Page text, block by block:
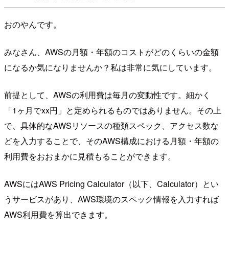
おのやんです。
みなさん、AWSの月額・年額のコストがどのくらいの金額
になるか気になりませんか？私は非常に気にしています。
前提として、AWSの利用費は毎月の変動性です。細かく
「1ヶ月でxx円」と定められるものではありません。その上
で、具体的なAWSリソースの種類スペック、アクセス数な
どを入力することで、そのAWS構成における月額・年額の
利用費をおおまかに見積もることができます。
AWSにはAWS Pricing Calculator（以下、Calculator）とい
うサービスがあり、AWS環境のスペック情報を入力すれば
AWS利用費を算出できます。